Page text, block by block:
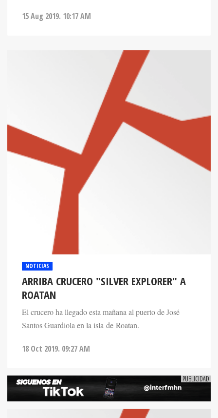
15 Aug 2019. 10:17 AM
NOTICIAS
ARRIBA CRUCERO "SILVER EXPLORER" A
ROATAN
El crucero ha llegado esta mañana al puerto de José
Santos Guardiola en la isla de Roatan.
18 Oct 2019. 09:27 AM